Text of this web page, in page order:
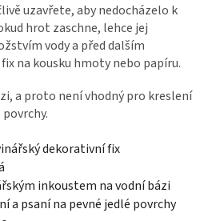
uzavřete, aby nedocházelo k
hrot zaschne, lehce jej
vody a před dalším
na kousku hmoty nebo papíru.
a proto není vhodný pro kreslení
dekorativní fix
inkoustem na vodní bázi
a psaní na pevné jedlé povrchy